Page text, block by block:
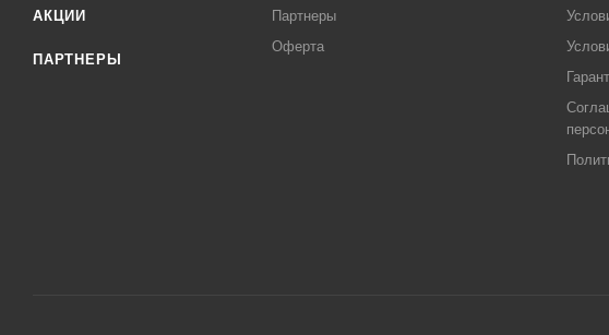
АКЦИИ
ПАРТНЕРЫ
Партнеры
Оферта